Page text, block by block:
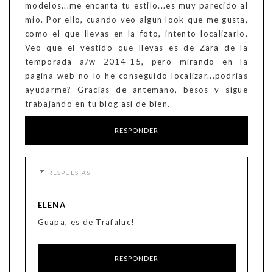
modelos...me encanta tu estilo...es muy parecido al
mio. Por ello, cuando veo algun look que me gusta,
como el que llevas en la foto, intento localizarlo.
Veo que el vestido que llevas es de Zara de la
temporada a/w 2014-15, pero mirando en la
pagina web no lo he conseguido localizar...podrias
ayudarme? Gracias de antemano, besos y sigue
trabajando en tu blog asi de bien.
RESPONDER
RESPUESTAS
ELENA
Guapa, es de Trafaluc!
RESPONDER